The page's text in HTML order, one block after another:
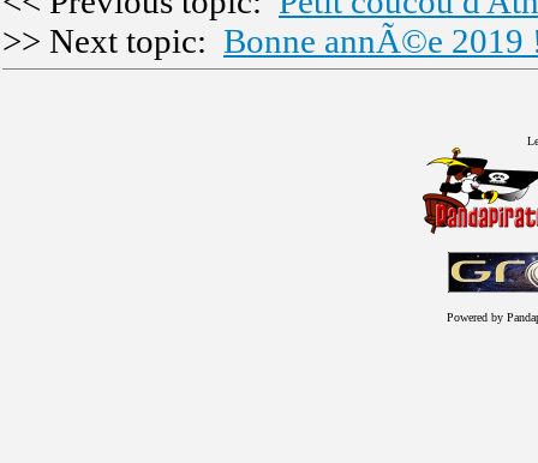
>> Next topic: Bonne annÃ©e 2019
Powered by